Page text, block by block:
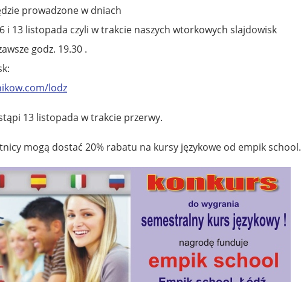
prowadzone w dniach
i 13 listopada czyli w trakcie naszych wtorkowych slajdowisk
godz. 19.30 .
lodz
13 listopada w trakcie przerwy.
mogą dostać 20% rabatu na kursy językowe od empik school.